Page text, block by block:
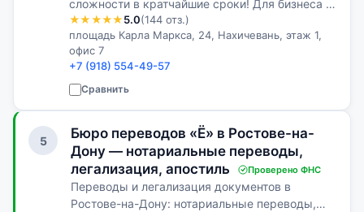
сложности в кратчайшие сроки! Для бизнеса и
частных лиц!
★★★★★5.0(144 отз.)
площадь Карла Маркса, 24, Нахичевань, этаж 1,
офис 7
+7 (918) 554-49-57
Сравнить
5
Бюро переводов «Ё» в Ростове-на-
Дону — нотариальные переводы,
легализация, апостиль
Проверено ФНС
Переводы и легализация документов в
Ростове-на-Дону: нотариальные переводы,